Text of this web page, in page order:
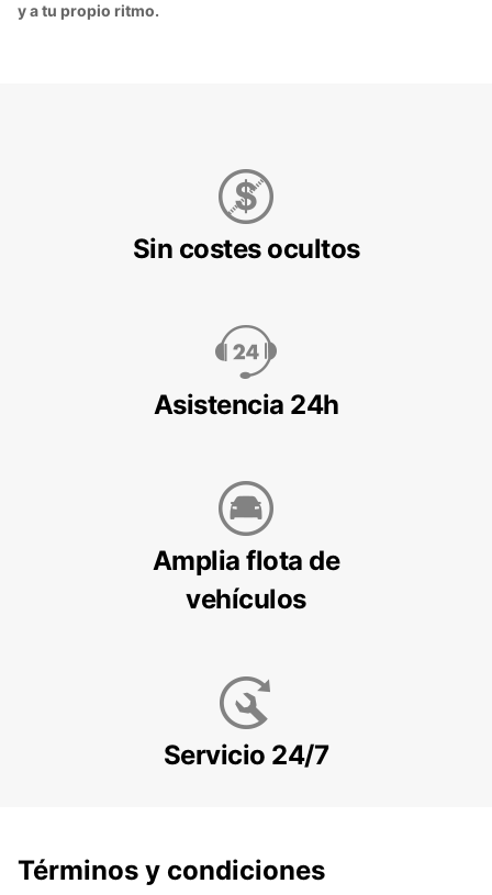
y a tu propio ritmo.
Sin costes ocultos
Asistencia 24h
Amplia flota de
vehículos
Servicio 24/7
Términos y condiciones